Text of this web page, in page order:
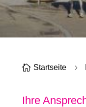
 Startseite 5
Ihre